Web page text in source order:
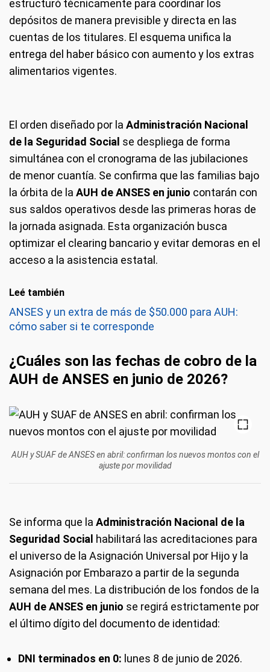
estructuró técnicamente para coordinar los
depósitos de manera previsible y directa en las
cuentas de los titulares. El esquema unifica la
entrega del haber básico con aumento y los extras
alimentarios vigentes.
El orden diseñado por la Administración Nacional
de la Seguridad Social se despliega de forma
simultánea con el cronograma de las jubilaciones
de menor cuantía. Se confirma que las familias bajo
la órbita de la AUH de ANSES en junio contarán con
sus saldos operativos desde las primeras horas de
la jornada asignada. Esta organización busca
optimizar el clearing bancario y evitar demoras en el
acceso a la asistencia estatal.
Leé también
ANSES y un extra de más de $50.000 para AUH:
cómo saber si te corresponde
¿Cuáles son las fechas de cobro de la
AUH de ANSES en junio de 2026?
AUH y SUAF de ANSES en abril: confirman los nuevos montos con el
ajuste por movilidad
Se informa que la Administración Nacional de la
Seguridad Social habilitará las acreditaciones para
el universo de la Asignación Universal por Hijo y la
Asignación por Embarazo a partir de la segunda
semana del mes. La distribución de los fondos de la
AUH de ANSES en junio se regirá estrictamente por
el último dígito del documento de identidad:
DNI terminados en 0: lunes 8 de junio de 2026.